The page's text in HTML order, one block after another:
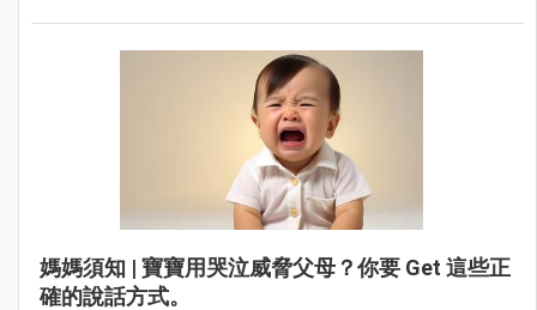
媽媽須知 | 寶寶用哭泣威脅父母？你要 Get 這些正
確的說話方式。